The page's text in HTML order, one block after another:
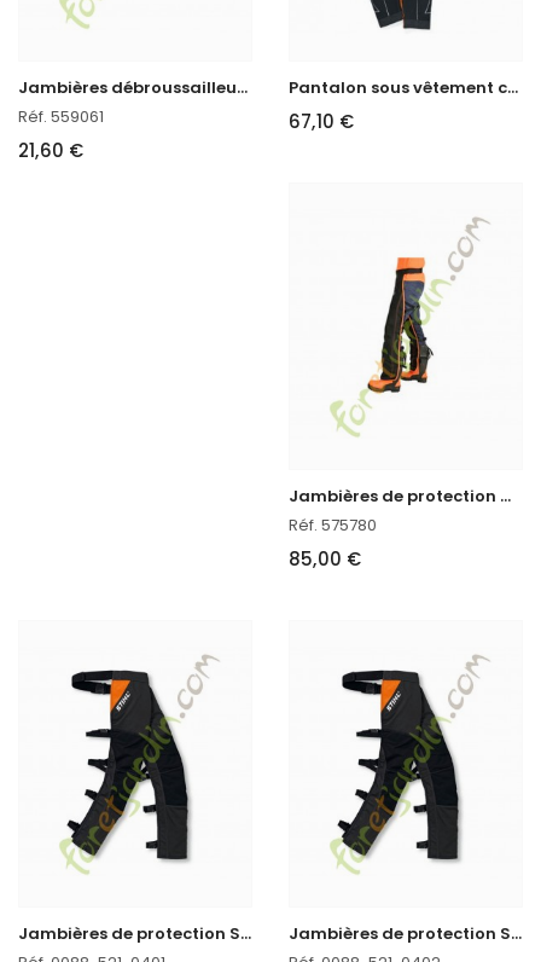
J
ambières débroussailleuse professionnelles (Paire)
Réf. 559061
21,60 €
P
antalon sous vêtement confort STIHL Advance
67,10 €
J
ambières de protection Oregon
Réf. 575780
85,00 €
J
ambières de protection STIHL FUNCTION CHAPS 270° J
ambières de protection STIHL FUNCTION CHAPS 270°